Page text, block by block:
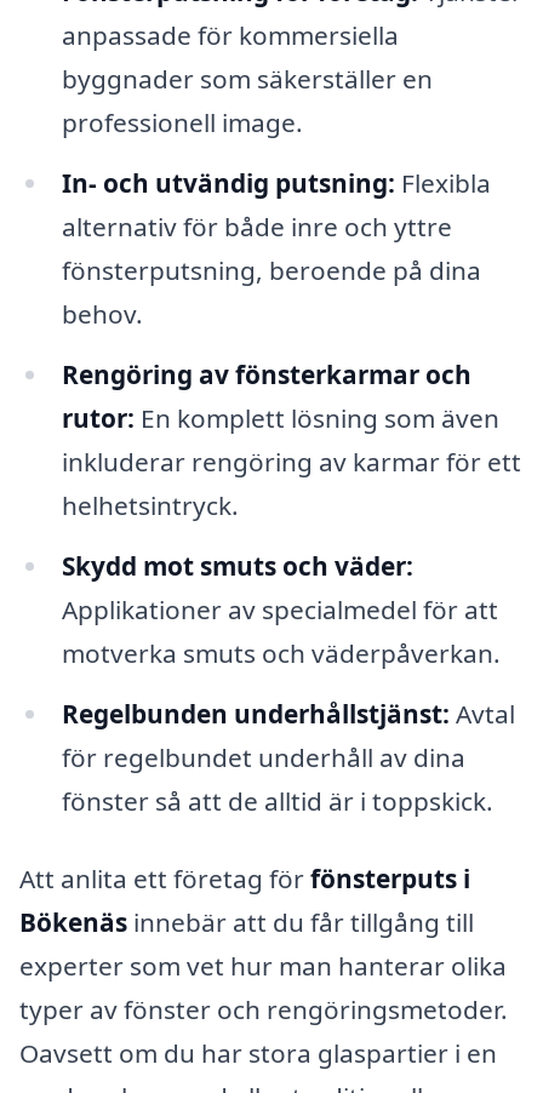
anpassade för kommersiella
byggnader som säkerställer en
professionell image.
In- och utvändig putsning: Flexibla
alternativ för både inre och yttre
fönsterputsning, beroende på dina
behov.
Rengöring av fönsterkarmar och
rutor: En komplett lösning som även
inkluderar rengöring av karmar för ett
helhetsintryck.
Skydd mot smuts och väder:
Applikationer av specialmedel för att
motverka smuts och väderpåverkan.
Regelbunden underhållstjänst: Avtal
för regelbundet underhåll av dina
fönster så att de alltid är i toppskick.
Att anlita ett företag förfönsterputs i
Bökenäs innebär att du får tillgång till
experter som vet hur man hanterar olika
typer av fönster och rengöringsmetoder.
Oavsett om du har stora glaspartier i en